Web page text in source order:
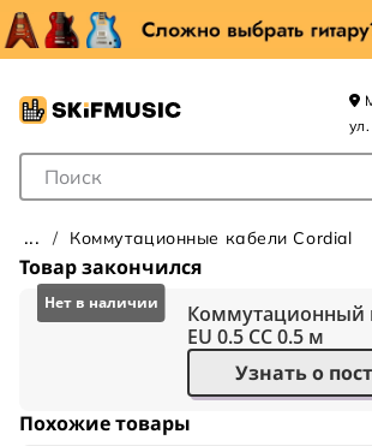
Поле для Поиска
Коммутационные кабели Cordial
Товар закончился
Коммутационный
EU 0.5 CC 0.5 м
Узнать о
Похожие товары